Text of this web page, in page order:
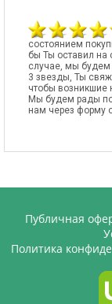
состоянием
бы Ты оставил на
случае, мы будем
3 звезды, Ты
чтобы возникшие
Мы будем рады
нам через форму
Публичная
Политика